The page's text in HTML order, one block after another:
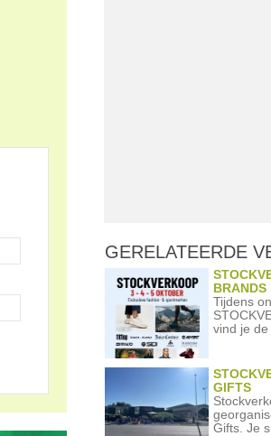
GERELATEERDE
BRANDS
Tijdens
vind je de
GIFTS
Gifts. Je